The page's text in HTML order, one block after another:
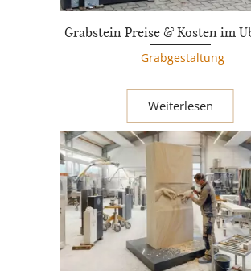
Grabstein Preise & Kosten im
Grabgestaltung
Weiterlesen